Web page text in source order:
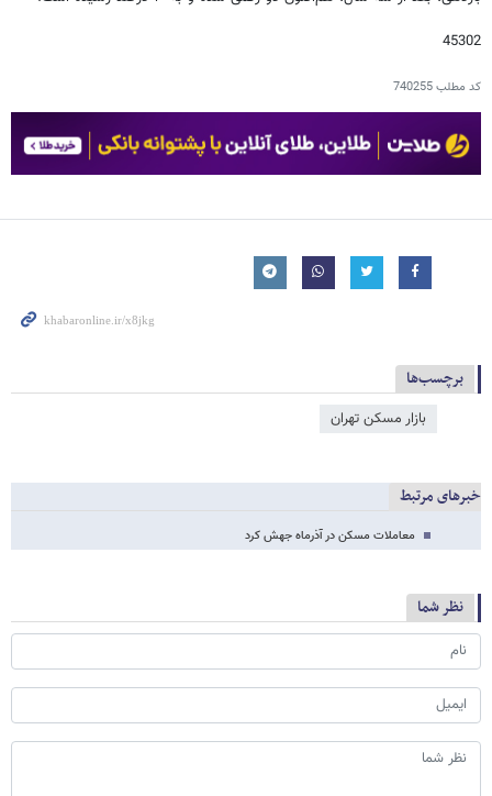
45302
کد مطلب740255
برچسب‌ها
بازار مسکن تهران
خبرهای مرتبط
معاملات مسکن در آذرماه جهش کرد
نظر شما